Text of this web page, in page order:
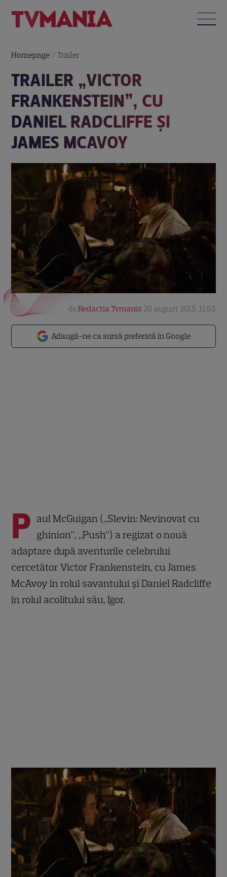
Homepage / Trailer
TRAILER „VICTOR
FRANKENSTEIN”, CU
DANIEL RADCLIFFE ȘI
JAMES MCAVOY
Adaugă-ne ca sursă preferată în Google
deRedactia Tvmania 20 august 2015, 11:55
P aul McGuigan („Slevin: Nevinovat cu
ghinion”, „Push”) a regizat o nouă
adaptare după aventurile celebrului
cercetător Victor Frankenstein, cu James
McAvoy în rolul savantului și Daniel Radcliffe
în rolul acolitului său, Igor.